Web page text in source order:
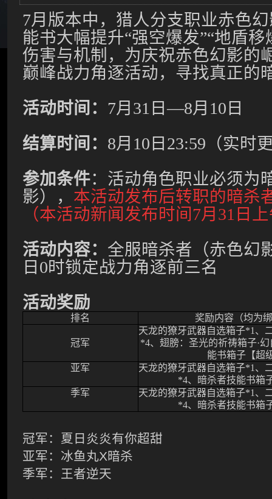
7月版本中，猎人分支职业赤色
能书大幅提升“强空爆发”“地盾
伤害与机制，为庆祝赤色幻影的
巅峰战力角逐活动，寻找真正的
活动时间： 7月 31 日—8月 10 日
结算时间： 8月 10 日 23:59 （实时
参加条件： 活动角色职业必须为
影）
， 本活动发布后转职的暗杀
（本活动新闻发布时间7月 31 日
活动内容： 全服暗杀者（赤色幻
日 0时锁定战力角逐前三名
活动奖励
排名 奖励内容（均为
冠军
天龙的獠牙武器自选箱子*1 、
*4、翅膀：圣光的祈祷箱子·
能书箱子【超
亚军
天龙的獠牙武器自选箱子*1 、
*4、暗杀者技能书箱
季军
天龙的獠牙武器自选箱子*1 、
*4、暗杀者技能书箱
冠军： 夏日炎炎有你超甜
亚军： 冰鱼丸X暗杀
季军：
王者逆天